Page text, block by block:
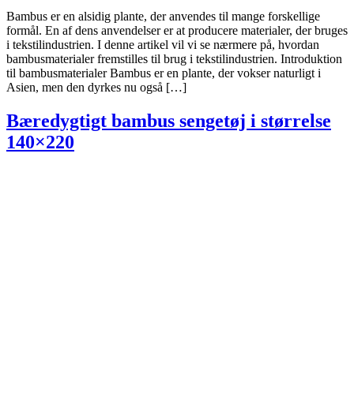
Bambus er en alsidig plante, der anvendes til mange forskellige
formål. En af dens anvendelser er at producere materialer, der bruges
i tekstilindustrien. I denne artikel vil vi se nærmere på, hvordan
bambusmaterialer fremstilles til brug i tekstilindustrien. Introduktion
til bambusmaterialer Bambus er en plante, der vokser naturligt i
Asien, men den dyrkes nu også […]
Bæredygtigt bambus sengetøj i størrelse
140×220